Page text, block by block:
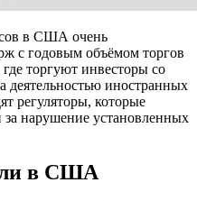
в США очень
с годовым объёмом торгов
торгуют инвесторы со
деятельностью иностранных
регуляторы, которые
нарушение установленных
в США